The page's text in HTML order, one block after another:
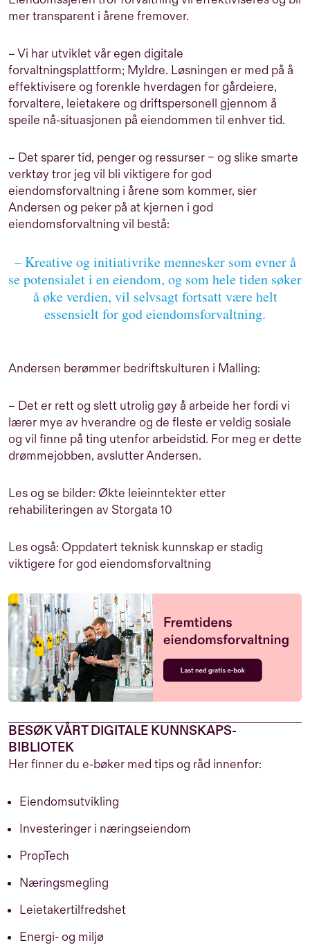
mer transparent i årene fremover.
– Vi har utviklet vår egen digitale
forvaltningsplattform; Myldre. Løsningen er med på å
effektivisere og forenkle hverdagen for gårdeiere,
forvaltere, leietakere og driftspersonell gjennom å
speile nå-situasjonen på eiendommen til enhver tid.
– Det sparer tid, penger og ressurser – og slike smarte
verktøy tror jeg vil bli viktigere for god
eiendomsforvaltning i årene som kommer, sier
Andersen og peker på at kjernen i god
eiendomsforvaltning vil bestå:
– Kreative og initiativrike mennesker som evner å
se potensialet i en eiendom, og som hele tiden søker
å øke verdien, vil selvsagt fortsatt være helt
essensielt for god eiendomsforvaltning.
Andersen berømmer bedriftskulturen i Malling:
– Det er rett og slett utrolig gøy å arbeide her fordi vi
lærer mye av hverandre og de fleste er veldig sosiale
og vil finne på ting utenfor arbeidstid. For meg er dette
drømmejobben, avslutter Andersen.
Les og se bilder: Økte leieinntekter etter
rehabiliteringen av Storgata 10
Les også: Oppdatert teknisk kunnskap er stadig
viktigere for god eiendomsforvaltning
BESØK VÅRT DIGITALE KUNNSKAPS-
BIBLIOTEK
Her finner du e-bøker med tips og råd innenfor:
Eiendomsutvikling
Investeringer i næringseiendom
PropTech
Næringsmegling
Leietakertilfredshet
Energi- og miljø